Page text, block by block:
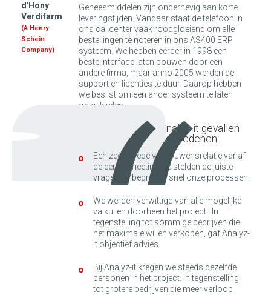
d'Hony
Verdifarm
(A Henry
Schein
Company)
Geneesmiddelen zijn onderhevig aan korte
leveringstijden. Vandaar staat de telefoon in
ons callcenter vaak roodgloeiend om alle
bestellingen te noteren in ons AS400 ERP
systeem. We hebben eerder in 1998 een
bestelinterface laten bouwen door een
andere firma, maar anno 2005 werden de
support en licenties te duur. Daarop hebben
we beslist om een ander systeem te laten
ontwikkelen.
Onze keuze is op Analyz-it gevallen
omwille van volgende redenen:
Een zeer goede vertrouwensrelatie vanaf
de eerste meeting: ze stelden de juiste
vragen en begrepen snel onze processen.
We werden verwittigd van alle mogelijke
valkuilen doorheen het project.. In
tegenstelling tot sommige bedrijven die
het maximale willen verkopen, gaf Analyz-
it objectief advies.
Bij Analyz-it kregen we steeds dezelfde
personen in het project. In tegenstelling
tot grotere bedrijven die meer verloop